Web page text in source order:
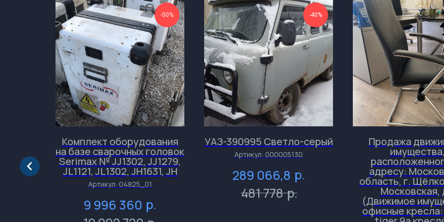
-50%
Комплект оборудования
на базе сварочных головок
Serimax № JJ1302, JJ1279,
JL1121, JL1302, JH1631, JH
Артикул: 04825_01
9 996 360 р.
-40%
УАЗ-390995 Светло-серый
Артикул: 000005130
289 066,8 р.
481 778 р.
Продажа
имущества,
адресу:
область, г.
Московская,
(Движимое
офисные кресла: